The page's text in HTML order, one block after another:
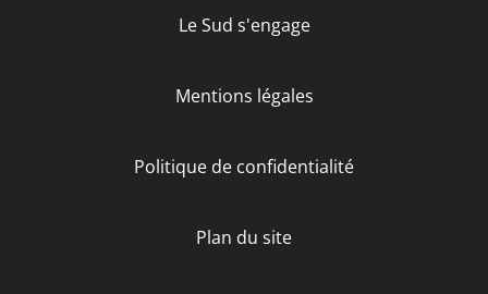
Le Sud s'engage
Mentions légales
Politique de confidentialité
Plan du site